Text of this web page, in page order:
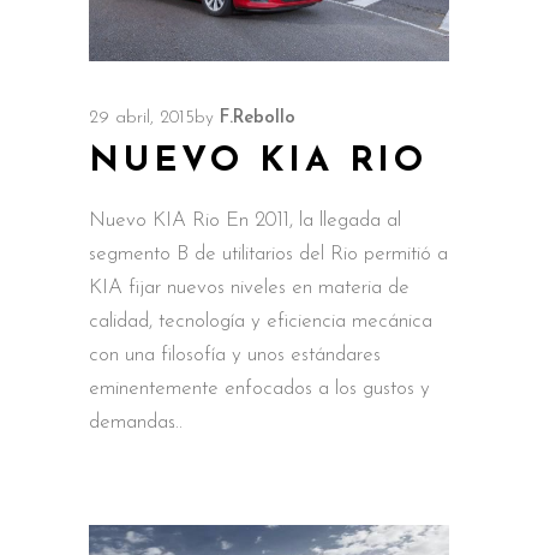
29 abril, 2015by F.Rebollo
NUEVO KIA RIO
Nuevo KIA Rio En 2011, la llegada al
segmento B de utilitarios del Rio permitió a
KIA fijar nuevos niveles en materia de
calidad, tecnología y eficiencia mecánica
con una filosofía y unos estándares
eminentemente enfocados a los gustos y
demandas